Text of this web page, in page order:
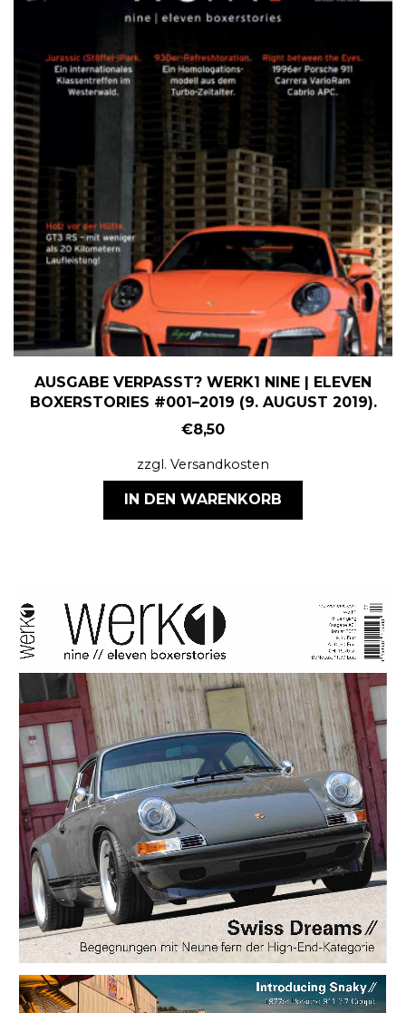
AUSGABE VERPASST? WERK1 NINE | ELEVEN
BOXERSTORIES #001–2019 (9. AUGUST 2019).
€8,50
zzgl. Versandkosten
IN DEN WARENKORB